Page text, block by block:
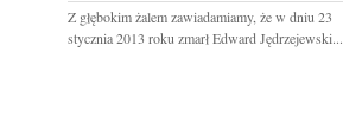
Z głębokim żalem zawiadamiamy, że w dniu 23
stycznia 2013 roku zmarł Edward Jędrzejewski...